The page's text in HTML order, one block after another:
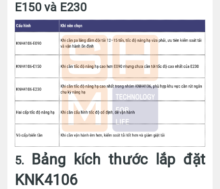
E150 và E230
5.
Bảng kích thước lắp đặt
KNK4106